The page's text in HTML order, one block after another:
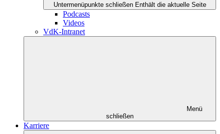
Untermenüpunkte schließen Enthält die aktuelle Seite
Podcasts
Videos
VdK-Intranet
Menü
schließen
Karriere